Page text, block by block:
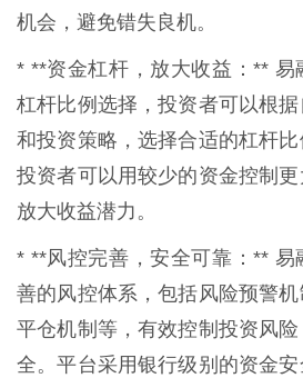
机会，避免错失良机。
* **资金杠杆，放大收益：** 易
杠杆比例选择，投资者可以根
和投资策略，选择合适的杠杆比
投资者可以用较少的资金控制
放大收益潜力。
* **风控完善，安全可靠：** 易
善的风控体系，包括风险预警
平仓机制等，有效控制投资风
全。平台采用银行级别的资金